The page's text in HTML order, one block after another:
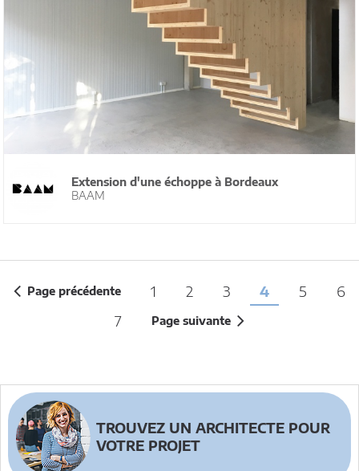
Extension d'une échoppe à Bordeaux
BAAM
Page précédente 1 2 3 4 5
6
7
Page suivante
TROUVEZ UN ARCHITECTE POUR
VOTRE PROJET